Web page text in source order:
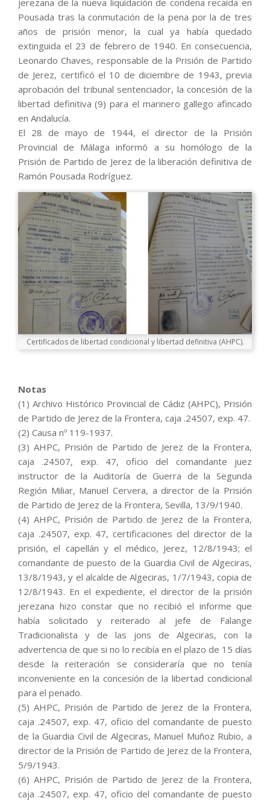
jerezana de la nueva liquidación de condena recaída en
Pousada tras la conmutación de la pena por la de tres
años de prisión menor, la cual ya había quedado
extinguida el 23 de febrero de 1940. En consecuencia,
Leonardo Chaves, responsable de la Prisión de Partido
de Jerez, certificó el 10 de diciembre de 1943, previa
aprobación del tribunal sentenciador, la concesión de la
libertad definitiva (9) para el marinero gallego afincado
en Andalucía.
El 28 de mayo de 1944, el director de la Prisión
Provincial de Málaga informó a su homólogo de la
Prisión de Partido de Jerez de la liberación definitiva de
Ramón Pousada Rodríguez.
Certificados de libertad condicional y libertad definitiva (AHPC).
Notas
(1) Archivo Histórico Provincial de Cádiz (AHPC), Prisión
de Partido de Jerez de la Frontera, caja .24507, exp. 47.
(2) Causa nº 119-1937.
(3) AHPC, Prisión de Partido de Jerez de la Frontera,
caja .24507, exp. 47, oficio del comandante juez
instructor de la Auditoría de Guerra de la Segunda
Región Miliar, Manuel Cervera, a director de la Prisión
de Partido de Jerez de la Frontera, Sevilla, 13/9/1940.
(4) AHPC, Prisión de Partido de Jerez de la Frontera,
caja .24507, exp. 47, certificaciones del director de la
prisión, el capellán y el médico, Jerez, 12/8/1943; el
comandante de puesto de la Guardia Civil de Algeciras,
13/8/1943, y el alcalde de Algeciras, 1/7/1943, copia de
12/8/1943. En el expediente, el director de la prisión
jerezana hizo constar que no recibió el informe que
había solicitado y reiterado al jefe de Falange
Tradicionalista y de las jons de Algeciras, con la
advertencia de que si no lo recibía en el plazo de 15 días
desde la reiteración se consideraría que no tenía
inconveniente en la concesión de la libertad condicional
para el penado.
(5) AHPC, Prisión de Partido de Jerez de la Frontera,
caja .24507, exp. 47, oficio del comandante de puesto
de la Guardia Civil de Algeciras, Manuel Muñoz Rubio, a
director de la Prisión de Partido de Jerez de la Frontera,
5/9/1943.
(6) AHPC, Prisión de Partido de Jerez de la Frontera,
caja .24507, exp. 47, oficio del comandante de puesto